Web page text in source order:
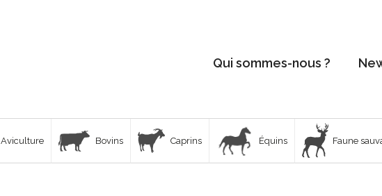
Qui sommes-nous ?
Aviculture Bovins Caprins Équins Faune